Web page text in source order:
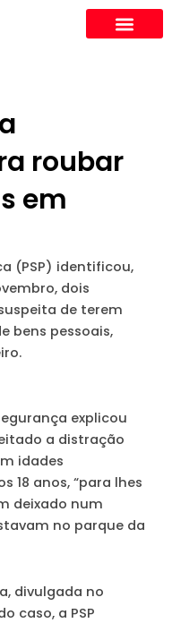
roubar
em
(PSP) identificou,
dois
de terem
bens pessoais,
explicou
a distração
idades
18 anos, “para lhes
deixado num
no parque da
divulgada no
caso, a PSP